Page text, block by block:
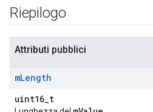
Riepilogo
Attributi pubblici
mLength
uint16_t